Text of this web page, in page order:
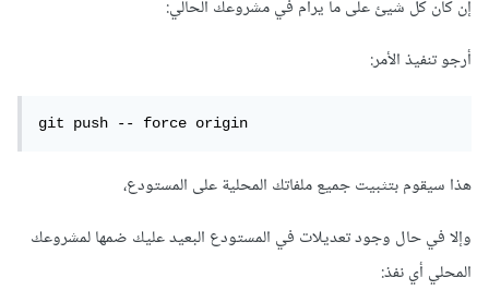
إن كان كل شيئ على ما يرام في مشروعك الحالي:
أرجو تنفيذ الأمر:
git push -- force origin
هذا سيقوم بتثبيت جميع ملفاتك المحلية على المستودع،
وإلا في حال وجود تعديلات في المستودع البعيد عليك ضمها لمشروعك
المحلي أي نفذ: